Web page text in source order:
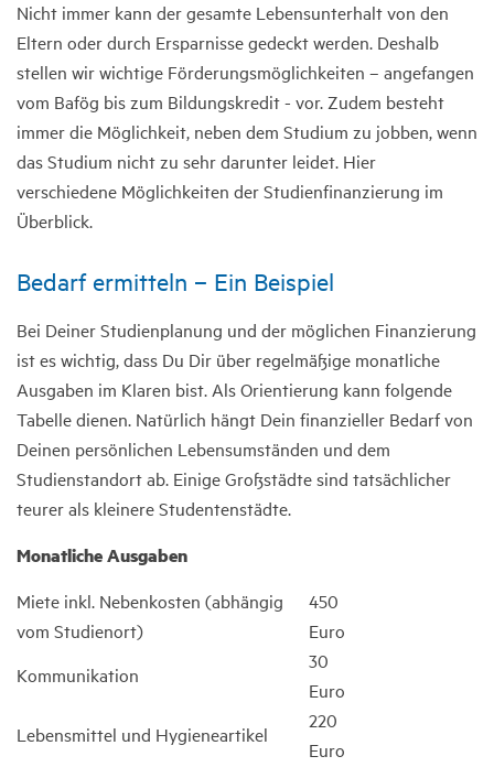
Nicht immer kann der gesamte Lebensunterhalt von den
Eltern oder durch Ersparnisse gedeckt werden. Deshalb
stellen wir wichtige Förderungsmöglichkeiten – angefangen
vom Bafög bis zum Bildungskredit - vor. Zudem besteht
immer die Möglichkeit, neben dem Studium zu jobben, wenn
das Studium nicht zu sehr darunter leidet. Hier
verschiedene Möglichkeiten der Studienfinanzierung im
Überblick.
Bedarf ermitteln – Ein Beispiel
Bei Deiner Studienplanung und der möglichen Finanzierung
ist es wichtig, dass Du Dir über regelmäßige monatliche
Ausgaben im Klaren bist. Als Orientierung kann folgende
Tabelle dienen. Natürlich hängt Dein finanzieller Bedarf von
Deinen persönlichen Lebensumständen und dem
Studienstandort ab. Einige Großstädte sind tatsächlicher
teurer als kleinere Studentenstädte.
Monatliche Ausgaben
Miete inkl. Nebenkosten (abhängig
vom Studienort)
450
Euro
Kommunikation
30
Euro
Lebensmittel und Hygieneartikel
220
Euro